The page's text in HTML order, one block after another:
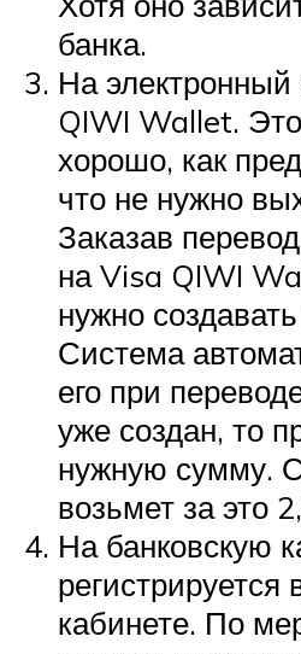
банка.
На
QIWI Wallet.
хорошо, как
что не нужно
Заказав
на Visa QIWI
нужно
Система
его при
уже создан, то
нужную сумму.
возьмет за это
На банковскую
регистрируется
кабинете. По